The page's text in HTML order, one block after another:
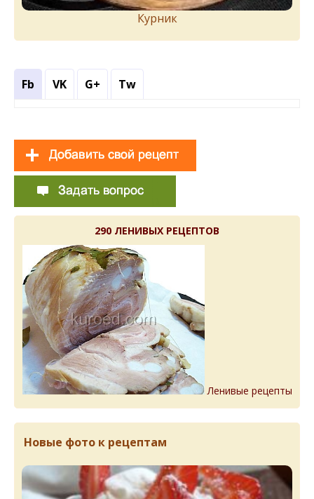
Курник
Fb VK G+ Tw
290 ЛЕНИВЫХ РЕЦЕПТОВ
Ленивые рецепты
Новые фото к рецептам